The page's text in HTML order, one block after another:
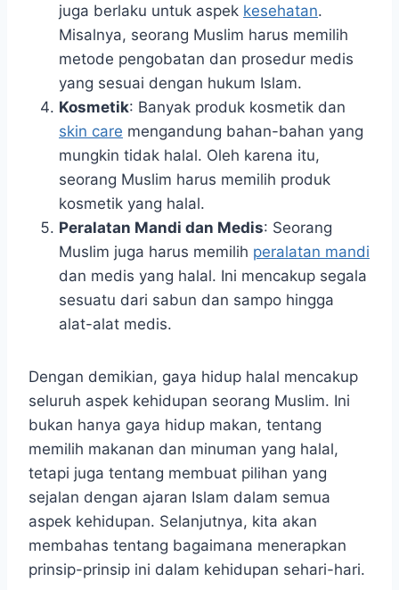
juga berlaku untuk aspek kesehatan.
Misalnya, seorang Muslim harus memilih
metode pengobatan dan prosedur medis
yang sesuai dengan hukum Islam.
Kosmetik: Banyak produk kosmetik dan
skin care mengandung bahan-bahan yang
mungkin tidak halal. Oleh karena itu,
seorang Muslim harus memilih produk
kosmetik yang halal.
Peralatan Mandi dan Medis: Seorang
Muslim juga harus memilih peralatan mandi
dan medis yang halal. Ini mencakup segala
sesuatu dari sabun dan sampo hingga
alat-alat medis.
Dengan demikian, gaya hidup halal mencakup
seluruh aspek kehidupan seorang Muslim. Ini
bukan hanya gaya hidup makan, tentang
memilih makanan dan minuman yang halal,
tetapi juga tentang membuat pilihan yang
sejalan dengan ajaran Islam dalam semua
aspek kehidupan. Selanjutnya, kita akan
membahas tentang bagaimana menerapkan
prinsip-prinsip ini dalam kehidupan sehari-hari.